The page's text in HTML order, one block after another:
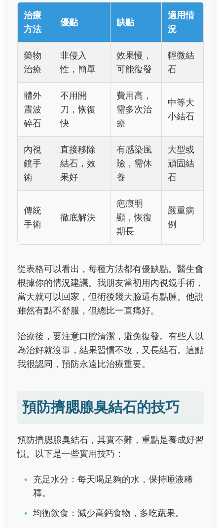
治療
方法
優點 缺點
適用情
況
藥物
治療
非侵入
性，簡單
效果慢，
可能復發
輕微結
石
體外
震波
碎石
不用開
刀，恢復
快
費用高，
需多次治
療
中等大
小結石
內視
鏡手
術
直接移除
結石，效
果好
有感染風
險，需休
養
大型或
頑固結
石
傳統
手術
徹底解決
疤痕明
顯，恢復
期長
嚴重病
例
從表格可以看出，每種方法都有優缺點。醫生會
根據你的情況建議。我朋友當初用內視鏡手術，
當天就可以回家，但術後幾天臉還有點腫。他說
雖然有點不舒服，但總比一直痛好。
治療後，要注意口腔清潔，避免復發。有些人以
為治好就沒事，結果習慣不改，又長結石。這點
我很認同，預防永遠比治療重要。
預防擠腮腺臭結石的技巧
預防擠腮腺臭結石，其實不難，重點是養成好習
慣。以下是一些實用技巧：
充足水分：每天喝足夠的水，保持唾液稀
釋。
均衡飲食：減少高鈣食物，多吃蔬果。